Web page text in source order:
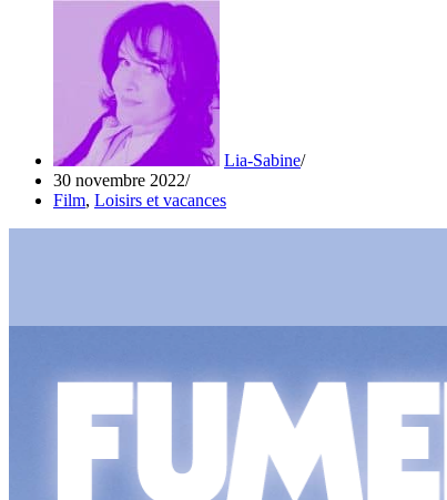
Lia-Sabine
30 novembre 2022
Film, Loisirs et vacances